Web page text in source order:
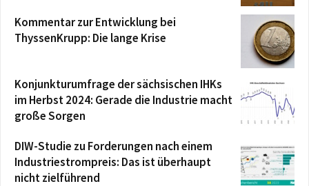
Kommentar zur Entwicklung bei
ThyssenKrupp: Die lange Krise
Konjunkturumfrage der sächsischen IHKs
im Herbst 2024: Gerade die Industrie macht
große Sorgen
DIW-Studie zu Forderungen nach einem
Industriestrompreis: Das ist überhaupt
nicht zielführend